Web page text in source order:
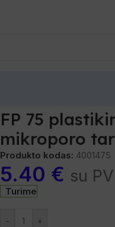
FP 75
mikroporo
Produkto kodas: 4001475
5.40 € su
Turime
- +